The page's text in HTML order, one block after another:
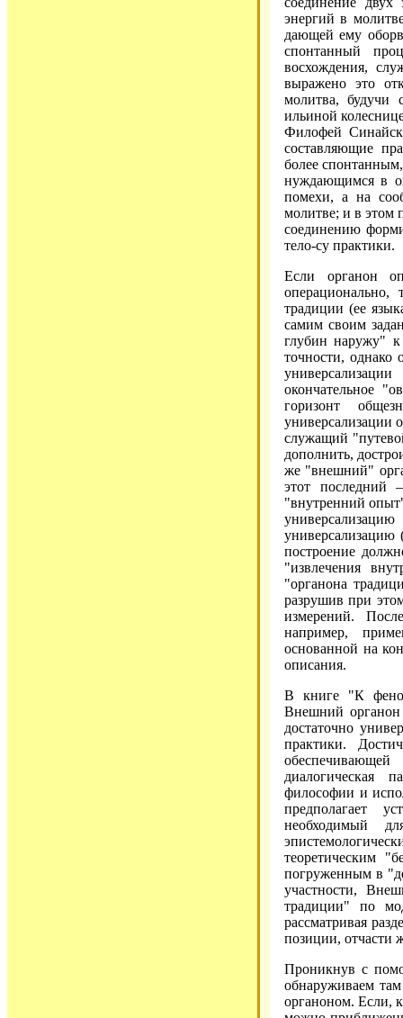
энергий в
дающей ему
спонтанный
восхождения,
выражено это
молитва, будучи
ильиной
Филофей
составляющие
более
нуждающимся в
помехи, а на
молитве; и в этом
соединению
тело-су практики.
Если органон
традиции (ее
самим своим
глубин наружу" к
точности, однако
окончательное
горизонт
универсализации
служащий
дополнить,
же "внешний"
этот последний
"внутренний
универсализацию
построение
"извлечения
"органона
разрушив при
измерений.
например,
основанной на
описания.
В книге "К
Внешний органон
достаточно
практики.
диалогическая
философии и
предполагает
необходимый
теоретическим
погруженным в
участности,
традиции" по
рассматривая
позиции, отчасти
Проникнув с
обнаруживаем
органоном. Если,